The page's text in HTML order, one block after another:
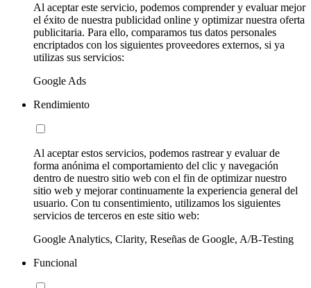
Al aceptar este servicio, podemos comprender y evaluar mejor
el éxito de nuestra publicidad online y optimizar nuestra oferta
publicitaria. Para ello, comparamos tus datos personales
encriptados con los siguientes proveedores externos, si ya
utilizas sus servicios:
Google Ads
Rendimiento
Al aceptar estos servicios, podemos rastrear y evaluar de
forma anónima el comportamiento del clic y navegación
dentro de nuestro sitio web con el fin de optimizar nuestro
sitio web y mejorar continuamente la experiencia general del
usuario. Con tu consentimiento, utilizamos los siguientes
servicios de terceros en este sitio web:
Google Analytics, Clarity, Reseñas de Google, A/B-Testing
Funcional